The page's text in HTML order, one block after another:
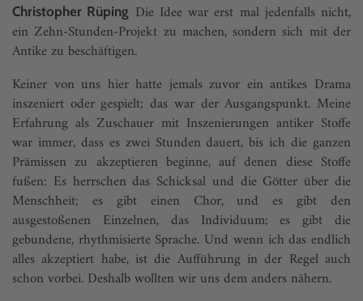
Christopher Rüping Die Idee war erst mal jedenfalls nicht,
ein Zehn-Stunden-Projekt zu machen, sondern sich mit der
Antike zu beschäftigen.
Keiner von uns hier hatte jemals zuvor ein antikes Drama
inszeniert oder gespielt; das war der Ausgangspunkt. Meine
Erfahrung als Zuschauer mit Inszenierungen antiker Stoffe
war immer, dass es zwei Stunden dauert, bis ich die ganzen
Prämissen zu akzeptieren beginne, auf denen diese Stoffe
fußen: Es herrschen das Schicksal und die Götter über die
Menschheit; es gibt einen Chor, und es gibt den
ausgestoßenen Einzelnen, das Individuum; es gibt die
gebundene, rhythmisierte Sprache. Und wenn ich das endlich
alles akzeptiert habe, ist die Aufführung in der Regel auch
schon vorbei. Deshalb wollten wir uns dem anders nähern.